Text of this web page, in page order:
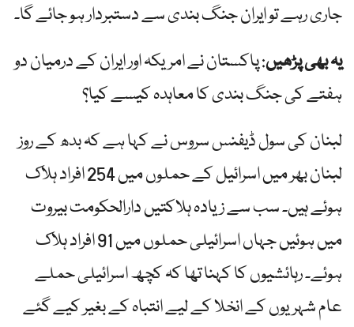
جاری رہے تو ایران جنگ بندی سے دستبردار ہو جائے گا۔
یہ بھی پڑھیں: پاکستان نے امریکہ اور ایران کے درمیان دو
ہفتے کی جنگ بندی کا معاہدہ کیسے کیا؟
لبنان کی سول ڈیفنس سروس نے کہا ہے کہ بدھ کے روز
لبنان بھر میں اسرائیل کے حملوں میں 254 افراد ہلاک
ہوئے ہیں۔ سب سے زیادہ ہلاکتیں دارالحکومت بیروت
میں ہوئیں جہاں اسرائیلی حملوں میں 91 افراد ہلاک
ہوئے۔ رہائشیوں کا کہنا تھا کہ کچھ اسرائیلی حملے
عام شہریوں کے انخلا کے لیے انتباہ کے بغیر کیے گئے